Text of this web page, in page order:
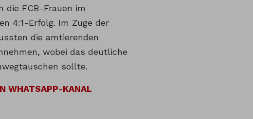
die FCB-Frauen im
4:1-Erfolg. Im Zuge der
die amtierenden
wobei das deutliche
sollte.
WHATSAPP-KANAL